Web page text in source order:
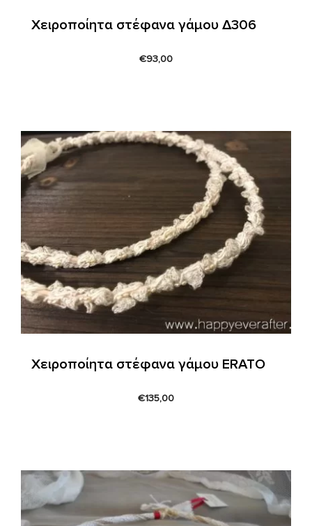
Χειροποίητα στέφανα γάμου Δ306
€93,00
Χειροποίητα στέφανα γάμου ERATO
€135,00